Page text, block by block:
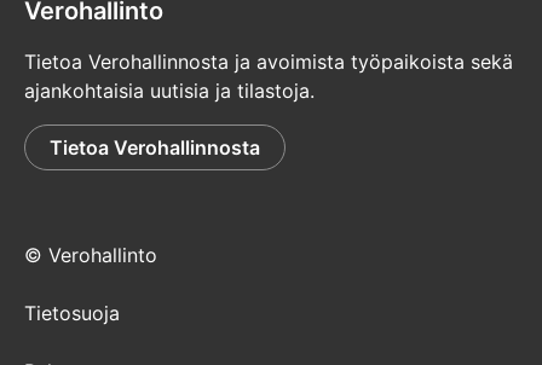
Verohallinto
Tietoa Verohallinnosta ja avoimista työpaikoista sekä
ajankohtaisia uutisia ja tilastoja.
Tietoa Verohallinnosta
© Verohallinto
Tietosuoja